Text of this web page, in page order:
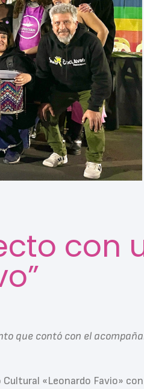
con
que contó con el
«Leonardo Favio»